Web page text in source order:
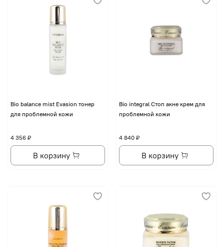
Bio balance mist Evasion тонер
для проблемной кожи
4 356 ₽
В корзину
Bio integral Стоп акне крем для
проблемной кожи
4 840 ₽
В корзину